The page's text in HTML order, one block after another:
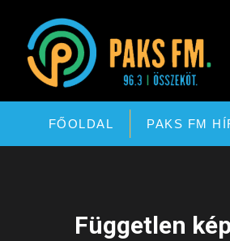
Paks FM
FŐOLDAL PAKS FM
Független